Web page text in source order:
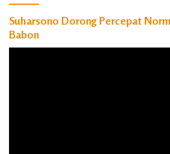
Suharsono Dorong Percepat
Babon